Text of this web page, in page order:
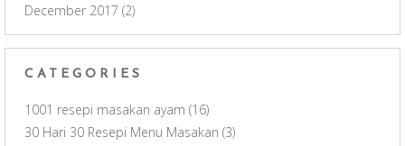
December 2017 (2)
CATEGORIES
1001 resepi masakan ayam (16)
30 Hari 30 Resepi Menu Masakan (3)